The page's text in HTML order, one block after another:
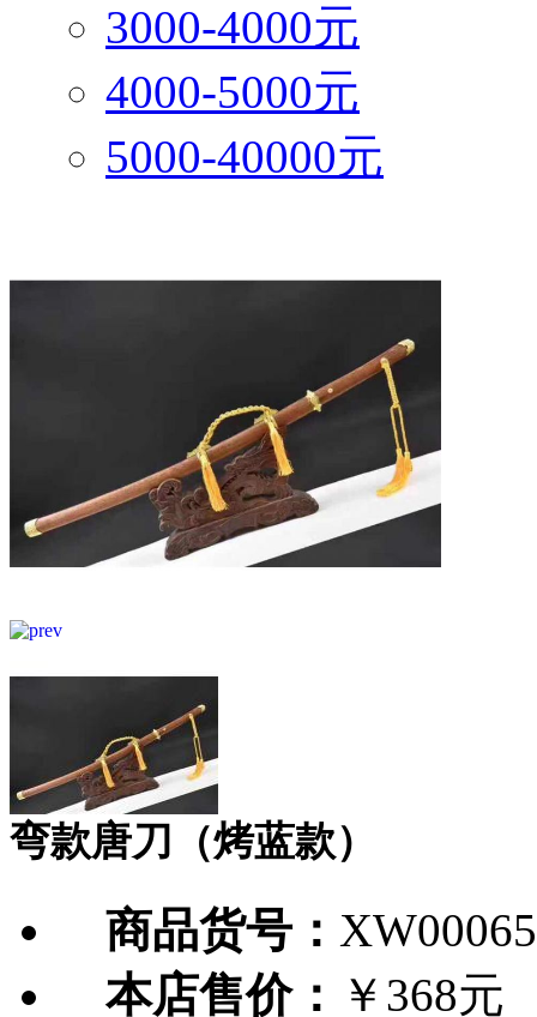
3000-4000元
4000-5000元
5000-40000元
弯款唐刀（烤蓝款）
商品货号：
本店售价： ￥368元